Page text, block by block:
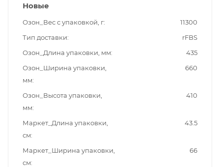
Новые
Озон_Вес с упаковкой, г
11300
Тип доставки
rFBS
Озон_Длина упаковки, мм
435
Озон_Ширина упаковки,
мм
660
Озон_Высота упаковки,
мм
410
Маркет_Длина упаковки,
см
43.5
Маркет_Ширина упаковки,
см
66